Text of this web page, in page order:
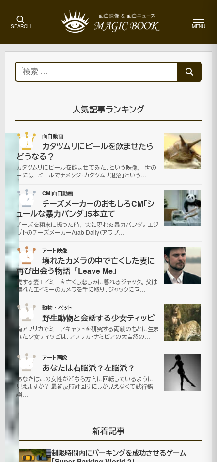
SEARCH MENU
メ
ュ
ー
ー
ナ
イ
ス
フ
ァ
イ
ト！
痛
い
パ
ラ
セ
ー
リ
ン
検
索:
人気記事ランキング
01 面白動画
カタツムリにビールを飲ませたら
どうなる？
カタツムリにビールを飲ませてみた、という映像。 世の
中には「ビールでナメクジ・カタツムリ退治」という…
02 CM|面白動画
チーズメーカーのおもしろCM「シ
ュールな暴力パンダ」5本立て
チーズを粗末に扱った時、突如現れる暴力パンダ。 エジ
プトのチーズメーカーArab Daily（アラブ…
03 アート映像
壊れたカメラの中で亡くした妻に
再び出会う物語「Leave Me」
愛する妻エイミーを亡くし悲しみに暮れるジャック。 父は
壊れたエイミーのカメラを手に取り、ジャックに向…
04 動物・ペット
野生動物と会話する少女ティッピ
南アフリカでミーアキャットを研究する両親のもとに生ま
れた少女ティッピは、アフリカ・ナミビアの大自然の…
05 アート画像
あなたは右脳派？左脳派？
あなたはこの女性がどちら方向に回転しているように
見えますか？ 最初反時計回りにしか見えなくて試行錯
誤…
新着記事
制限時間内にパーキングを成功させるゲーム